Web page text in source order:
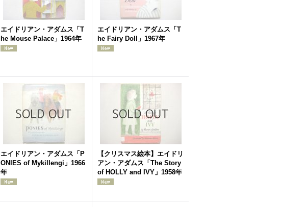
エイドリアン・アダムス「T
he Mouse Palace」1964年
エイドリアン・アダムス「T
he Fairy Doll」1967年
エイドリアン・アダムス「P
ONIES of Mykillengi」1966
年
【クリスマス絵本】エイドリ
アン・アダムス「The Story
of HOLLY and IVY」1958年